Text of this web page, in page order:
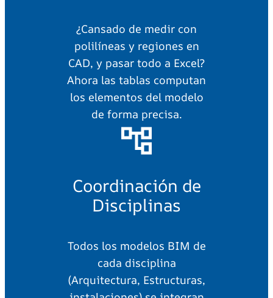
¿Cansado de medir con
polilíneas y regiones en
CAD, y pasar todo a Excel?
Ahora las tablas computan
los elementos del modelo
de forma precisa.
Coordinación de
Disciplinas
Todos los modelos BIM de
cada disciplina
(Arquitectura, Estructuras,